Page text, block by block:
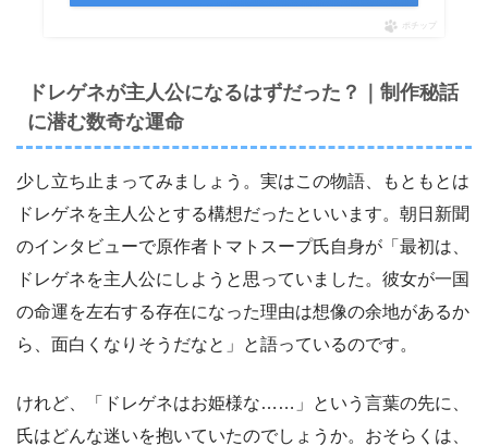
ポチップ
ドレゲネが主人公になるはずだった？｜制作秘話
に潜む数奇な運命
少し立ち止まってみましょう。実はこの物語、もともとは
ドレゲネを主人公とする構想だったといいます。朝日新聞
のインタビューで原作者トマトスープ氏自身が「最初は、
ドレゲネを主人公にしようと思っていました。彼女が一国
の命運を左右する存在になった理由は想像の余地があるか
ら、面白くなりそうだなと」と語っているのです。
けれど、「ドレゲネはお姫様な……」という言葉の先に、
氏はどんな迷いを抱いていたのでしょうか。おそらくは、